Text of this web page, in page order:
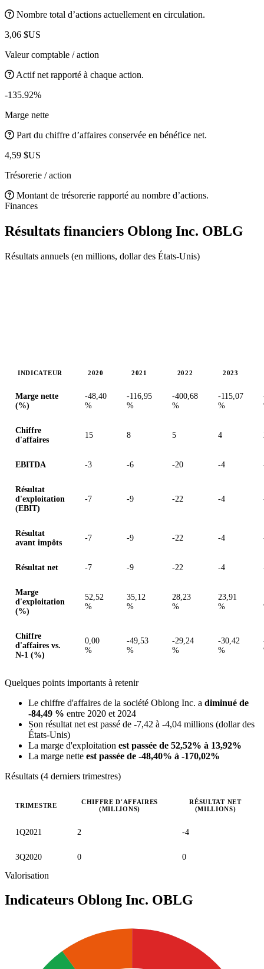
Nombre total d’actions actuellement en circulation.
3,06 $US
Valeur comptable / action
Actif net rapporté à chaque action.
-135.92%
Marge nette
Part du chiffre d’affaires conservée en bénéfice net.
4,59 $US
Trésorerie / action
Montant de trésorerie rapporté au nombre d’actions.
Finances
Résultats financiers Oblong Inc. OBLG
Résultats annuels (en millions, dollar des États-Unis)
INDICATEUR 2020 2021 2022 2023
Marge nette
(%)
-48,40
%
-116,95
%
-400,68
%
-115,07
%
Chiffre
d'affaires
15 8 5 4
EBITDA -3 -6 -20 -4
Résultat
d'exploitation
(EBIT)
-7 -9 -22 -4
Résultat
avant impôts
-7 -9 -22 -4
Résultat net -7 -9 -22 -4
Marge
d'exploitation
(%)
52,52
%
35,12
%
28,23
%
23,91
%
Chiffre
d'affaires vs.
N-1 (%)
0,00
%
-49,53
%
-29,24
%
-30,42
%
Quelques points importants à retenir
Le chiffre d'affaires de la société Oblong Inc. a diminué de
-84,49 % entre 2020 et 2024
Son résultat net est passé de -7,42 à -4,04 millions (dollar des
États-Unis)
La marge d'exploitation est passée de 52,52% à 13,92%
La marge nette est passée de -48,40% à -170,02%
Résultats (4 derniers trimestres)
TRIMESTRE
CHIFFRE D'AFFAIRES
(MILLIONS)
RÉSULTAT NET
(MILLIONS)
1Q2021 2 -4
3Q2020 0 0
Valorisation
Indicateurs Oblong Inc. OBLG